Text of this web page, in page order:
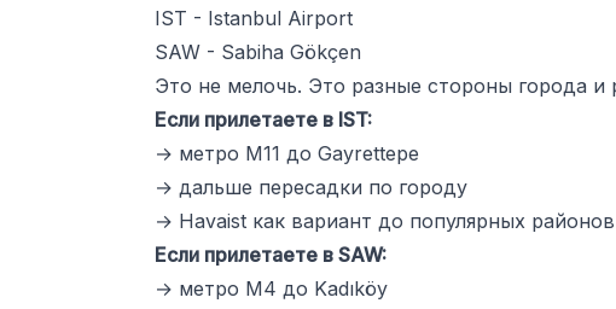
IST - Istanbul Airport
SAW - Sabiha Gökçen
Это не мелочь. Это разные стороны города
Если прилетаете в IST:
→ метро M11 до Gayrettepe
→ дальше пересадки по городу
→ Havaist как вариант до популярных районов
Если прилетаете в SAW:
→ метро M4 до Kadıköy